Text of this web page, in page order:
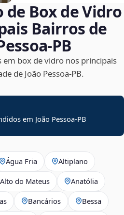
Box de Vidro
Bairros de
em box de vidro nos principais
de João Pessoa‑PB.
em João Pessoa-PB
Água Fria Altiplano
Alto do Mateus Anatólia
Bancários Bessa